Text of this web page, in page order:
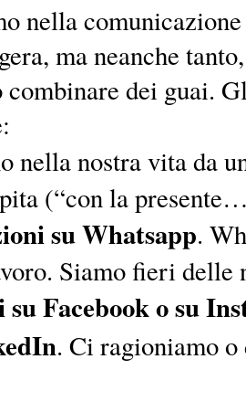
nella
ma neanche
combinare dei guai.
nella nostra vita da
(“con la
su Whatsapp.
Siamo fieri delle
Facebook o su
. Ci ragioniamo